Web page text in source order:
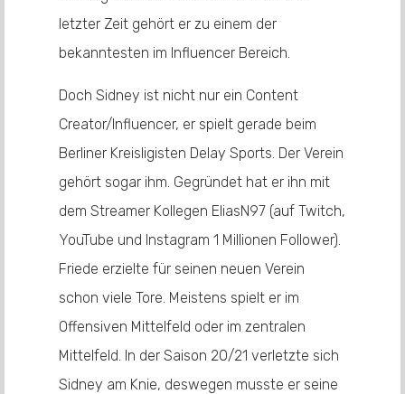
letzter Zeit gehört er zu einem der
bekanntesten im Influencer Bereich.
Doch Sidney ist nicht nur ein Content
Creator/Influencer, er spielt gerade beim
Berliner Kreisligisten Delay Sports. Der Verein
gehört sogar ihm. Gegründet hat er ihn mit
dem Streamer Kollegen EliasN97 (auf Twitch,
YouTube und Instagram 1 Millionen Follower).
Friede erzielte für seinen neuen Verein
schon viele Tore. Meistens spielt er im
Offensiven Mittelfeld oder im zentralen
Mittelfeld. In der Saison 20/21 verletzte sich
Sidney am Knie, deswegen musste er seine